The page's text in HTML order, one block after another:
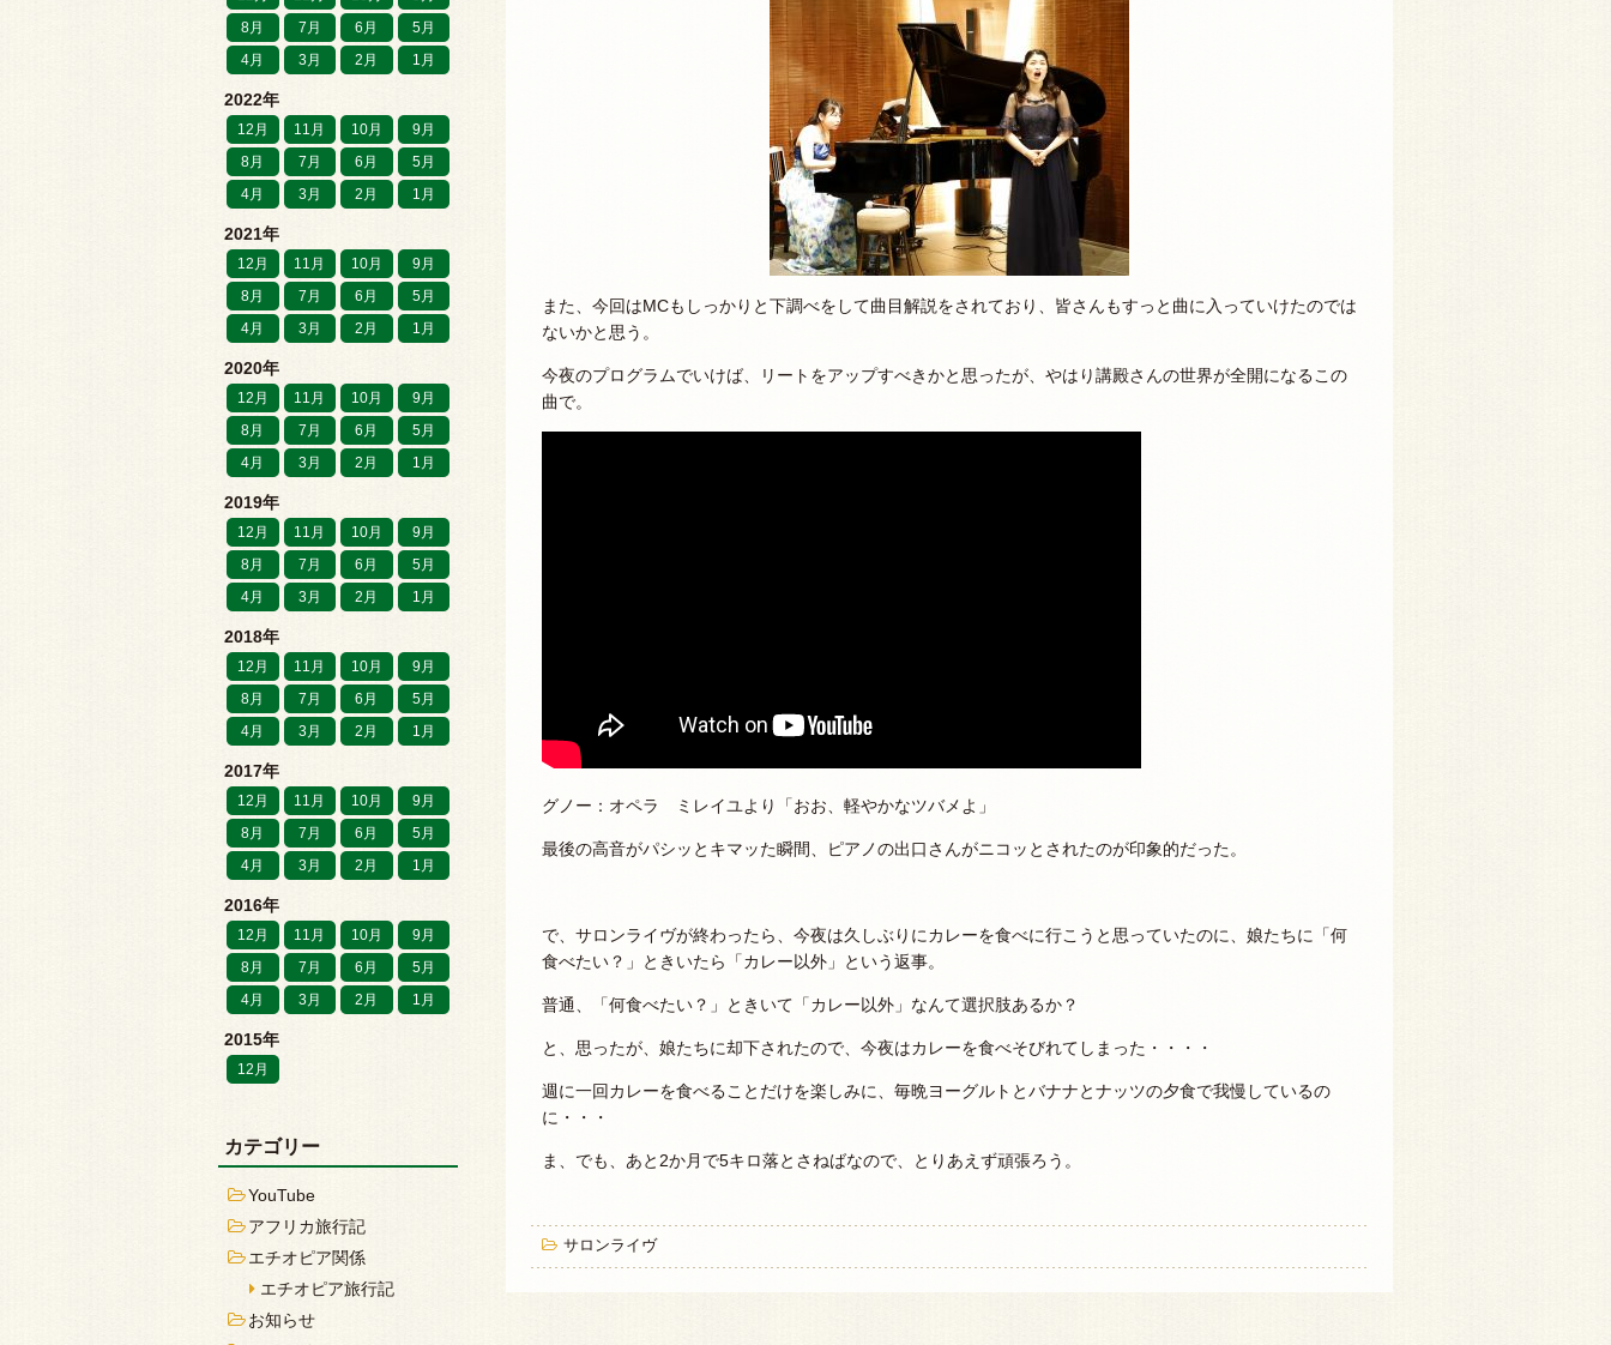
また、今回はMCもしっかりと下調べをして曲目解説をされており、皆さんもすっと曲に入っていけたのでは
ないかと思う。
今夜のプログラムでいけば、リートをアップすべきかと思ったが、やはり講殿さんの世界が全開になるこの
曲で。
グノー：オペラ ミレイユより「おお、軽やかなツバメよ」
最後の高音がパシッとキマッた瞬間、ピアノの出口さんがニコッとされたのが印象的だった。
で、サロンライヴが終わったら、今夜は久しぶりにカレーを食べに行こうと思っていたのに、娘たちに「何
食べたい？」ときいたら「カレー以外」という返事。
普通、「何食べたい？」ときいて「カレー以外」なんて選択肢あるか？
と、思ったが、娘たちに却下されたので、今夜はカレーを食べそびれてしまった・・・・
週に一回カレーを食べることだけを楽しみに、毎晩ヨーグルトとバナナとナッツの夕食で我慢しているの
に・・・
ま、でも、あと2か月で5キロ落とさねばなので、とりあえず頑張ろう。
サロンライヴ
8月
7月 6月
5月
4月
3月 2月 1月
2022年
12月 11月 10月
9月
8月
7月 6月
5月
4月
3月 2月 1月
2021年
12月 11月 10月
9月
8月
7月 6月
5月
4月
3月 2月 1月
2020年
12月 11月 10月
9月
8月
7月 6月
5月
4月
3月 2月 1月
2019年
12月 11月 10月
9月
8月
7月 6月
5月
4月
3月 2月 1月
2018年
12月 11月 10月
9月
8月
7月 6月
5月
4月
3月 2月 1月
2017年
12月 11月 10月
9月
8月
7月 6月
5月
4月
3月 2月 1月
2016年
12月 11月 10月
9月
8月
7月 6月
5月
4月
3月 2月 1月
2015年
12月
カテゴリー
YouTube
アフリカ旅行記
エチオピア関係
エチオピア旅行記
お知らせ